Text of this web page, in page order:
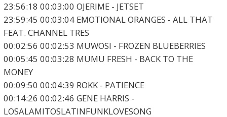
23:56:18 00:03:00 OJERIME - JETSET
23:59:45 00:03:04 EMOTIONAL ORANGES - ALL THAT
FEAT. CHANNEL TRES
00:02:56 00:02:53 MUWOSI - FROZEN BLUEBERRIES
00:05:45 00:03:28 MUMU FRESH - BACK TO THE
MONEY
00:09:50 00:04:39 ROKK - PATIENCE
00:14:26 00:02:46 GENE HARRIS -
LOSALAMITOSLATINFUNKLOVESONG